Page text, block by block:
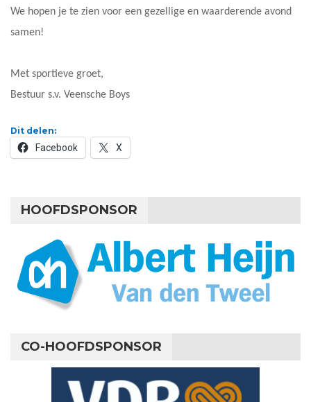
We hopen je te zien voor een gezellige en waarderende avond
samen!
Met sportieve groet,
Bestuur s.v. Veensche Boys
Dit delen:
Facebook X
HOOFDSPONSOR
CO-HOOFDSPONSOR